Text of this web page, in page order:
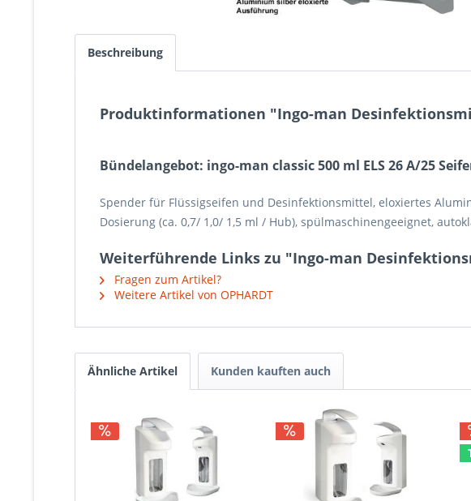
Beschreibung
Produktinformationen "Ingo-man
Bündelangebot: ingo-man classic 500 ml ELS 26 A/25
Spender für Flüssigseifen und Desinfektionsmittel, eloxiertes
Dosierung (ca. 0,7/ 1,0/ 1,5 ml / Hub), spülmaschinengeeignet,
Weiterführende Links zu "Ingo-man
Fragen zum Artikel?
Weitere Artikel von OPHARDT
Ähnliche Artikel Kunden kauften auch